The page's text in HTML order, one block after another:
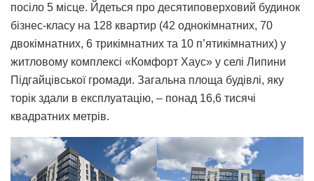
посіло 5 місце. Йдеться про десятиповерховий будинок
бізнес-класу на 128 квартир (42 однокімнатних, 70
двокімнатних, 6 трикімнатних та 10 п’ятикімнатних) у
житловому комплексі «Комфорт Хаус» у селі Липини
Підгайцівської громади. Загальна площа будівлі, яку
торік здали в експлуатацію, – понад 16,6 тисячі
квадратних метрів.